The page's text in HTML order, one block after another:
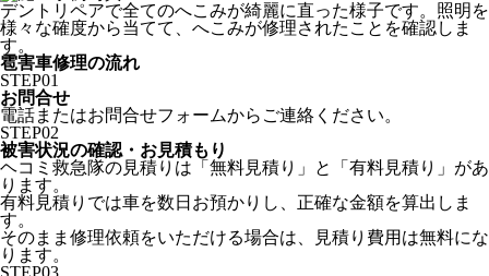
デントリペアで全てのへこみが綺麗に直った様子です。照明を
様々な確度から当てて、へこみが修理されたことを確認しま
す。
雹害車修理の流れ
STEP01
お問合せ
電話またはお問合せフォームからご連絡ください。
STEP02
被害状況の確認・お見積もり
ヘコミ救急隊の見積りは「無料見積り」と「有料見積り」があ
ります。
有料見積りでは車を数日お預かりし、正確な金額を算出しま
す。
そのまま修理依頼をいただける場合は、見積り費用は無料にな
ります。